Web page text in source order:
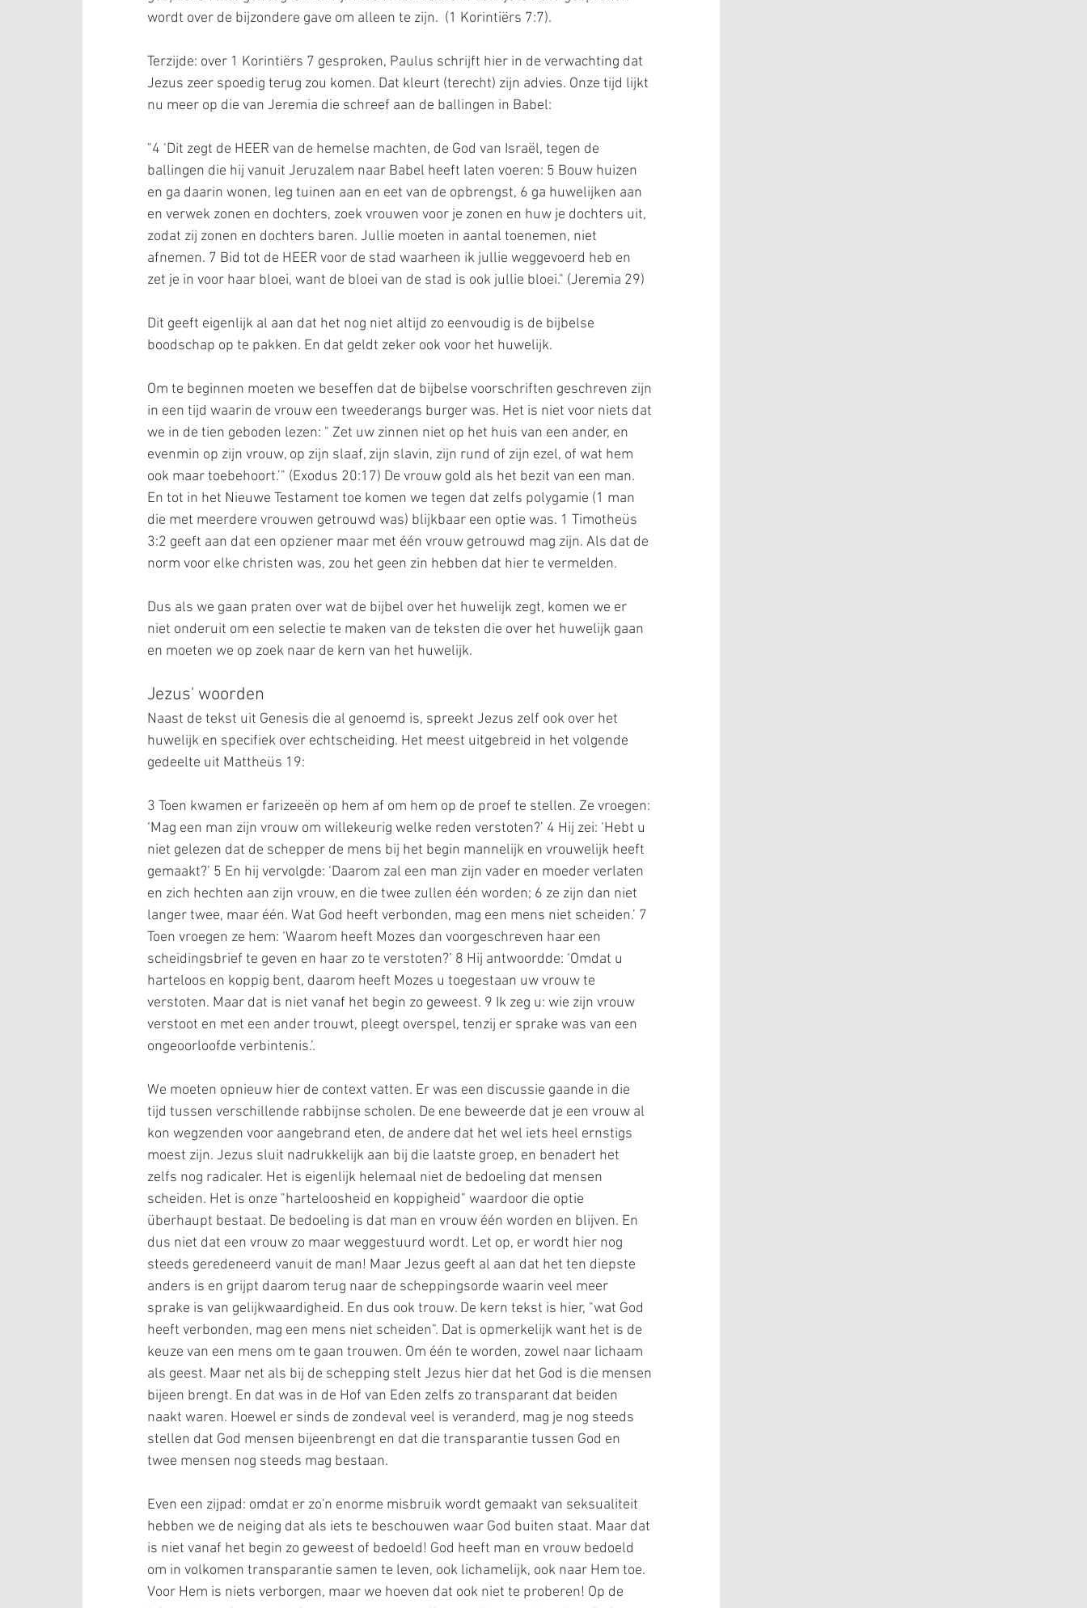
wordt over de bijzondere gave om alleen te zijn.  (1 Korintiërs 7:7).
Terzijde: over 1 Korintiërs 7 gesproken, Paulus schrijft hier in de verwachting dat
Jezus zeer spoedig terug zou komen. Dat kleurt (terecht) zijn advies. Onze tijd lijkt
nu meer op die van Jeremia die schreef aan de ballingen in Babel:
"4 ‘Dit zegt de HEER van de hemelse machten, de God van Israël, tegen de
ballingen die hij vanuit Jeruzalem naar Babel heeft laten voeren: 5 Bouw huizen
en ga daarin wonen, leg tuinen aan en eet van de opbrengst, 6 ga huwelijken aan
en verwek zonen en dochters, zoek vrouwen voor je zonen en huw je dochters uit,
zodat zij zonen en dochters baren. Jullie moeten in aantal toenemen, niet
afnemen. 7 Bid tot de HEER voor de stad waarheen ik jullie weggevoerd heb en
zet je in voor haar bloei, want de bloei van de stad is ook jullie bloei." (Jeremia 29)
Dit geeft eigenlijk al aan dat het nog niet altijd zo eenvoudig is de bijbelse
boodschap op te pakken. En dat geldt zeker ook voor het huwelijk.
Om te beginnen moeten we beseffen dat de bijbelse voorschriften geschreven zijn
in een tijd waarin de vrouw een tweederangs burger was. Het is niet voor niets dat
we in de tien geboden lezen: " Zet uw zinnen niet op het huis van een ander, en
evenmin op zijn vrouw, op zijn slaaf, zijn slavin, zijn rund of zijn ezel, of wat hem
ook maar toebehoort.’" (Exodus 20:17) De vrouw gold als het bezit van een man.
En tot in het Nieuwe Testament toe komen we tegen dat zelfs polygamie (1 man
die met meerdere vrouwen getrouwd was) blijkbaar een optie was. 1 Timotheüs
3:2 geeft aan dat een opziener maar met één vrouw getrouwd mag zijn. Als dat de
norm voor elke christen was, zou het geen zin hebben dat hier te vermelden.
Dus als we gaan praten over wat de bijbel over het huwelijk zegt, komen we er
niet onderuit om een selectie te maken van de teksten die over het huwelijk gaan
en moeten we op zoek naar de kern van het huwelijk.
Jezus' woorden
Naast de tekst uit Genesis die al genoemd is, spreekt Jezus zelf ook over het
huwelijk en specifiek over echtscheiding. Het meest uitgebreid in het volgende
gedeelte uit Mattheüs 19:
3 Toen kwamen er farizeeën op hem af om hem op de proef te stellen. Ze vroegen:
‘Mag een man zijn vrouw om willekeurig welke reden verstoten?’ 4 Hij zei: ‘Hebt u
niet gelezen dat de schepper de mens bij het begin mannelijk en vrouwelijk heeft
gemaakt?’ 5 En hij vervolgde: ‘Daarom zal een man zijn vader en moeder verlaten
en zich hechten aan zijn vrouw, en die twee zullen één worden; 6 ze zijn dan niet
langer twee, maar één. Wat God heeft verbonden, mag een mens niet scheiden.’ 7
Toen vroegen ze hem: ‘Waarom heeft Mozes dan voorgeschreven haar een
scheidingsbrief te geven en haar zo te verstoten?’ 8 Hij antwoordde: ‘Omdat u
harteloos en koppig bent, daarom heeft Mozes u toegestaan uw vrouw te
verstoten. Maar dat is niet vanaf het begin zo geweest. 9 Ik zeg u: wie zijn vrouw
verstoot en met een ander trouwt, pleegt overspel, tenzij er sprake was van een
ongeoorloofde verbintenis.’.
We moeten opnieuw hier de context vatten. Er was een discussie gaande in die
tijd tussen verschillende rabbijnse scholen. De ene beweerde dat je een vrouw al
kon wegzenden voor aangebrand eten, de andere dat het wel iets heel ernstigs
moest zijn. Jezus sluit nadrukkelijk aan bij die laatste groep, en benadert het
zelfs nog radicaler. Het is eigenlijk helemaal niet de bedoeling dat mensen
scheiden. Het is onze "harteloosheid en koppigheid" waardoor die optie
überhaupt bestaat. De bedoeling is dat man en vrouw één worden en blijven. En
dus niet dat een vrouw zo maar weggestuurd wordt. Let op, er wordt hier nog
steeds geredeneerd vanuit de man! Maar Jezus geeft al aan dat het ten diepste
anders is en grijpt daarom terug naar de scheppingsorde waarin veel meer
sprake is van gelijkwaardigheid. En dus ook trouw. De kern tekst is hier, "wat God
heeft verbonden, mag een mens niet scheiden". Dat is opmerkelijk want het is de
keuze van een mens om te gaan trouwen. Om één te worden, zowel naar lichaam
als geest. Maar net als bij de schepping stelt Jezus hier dat het God is die mensen
bijeen brengt. En dat was in de Hof van Eden zelfs zo transparant dat beiden
naakt waren. Hoewel er sinds de zondeval veel is veranderd, mag je nog steeds
stellen dat God mensen bijeenbrengt en dat die transparantie tussen God en
twee mensen nog steeds mag bestaan.
Even een zijpad: omdat er zo'n enorme misbruik wordt gemaakt van seksualiteit
hebben we de neiging dat als iets te beschouwen waar God buiten staat. Maar dat
is niet vanaf het begin zo geweest of bedoeld! God heeft man en vrouw bedoeld
om in volkomen transparantie samen te leven, ook lichamelijk, ook naar Hem toe.
Voor Hem is niets verborgen, maar we hoeven dat ook niet te proberen! Op de